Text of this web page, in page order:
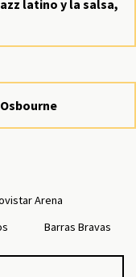
latino y la salsa,
Arena
Barras Bravas